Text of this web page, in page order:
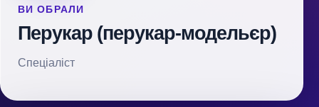
ВИ ОБРАЛИ
Перукар (перукар-модельєр)
Спеціаліст